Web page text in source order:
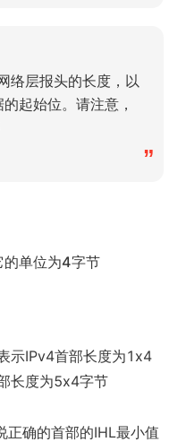
络层报头的长度，以
起始位。请注意，
”
单位为4字节
示IPv4首部长度为1x4
长度为5x4字节
正确的首部的IHL最小值